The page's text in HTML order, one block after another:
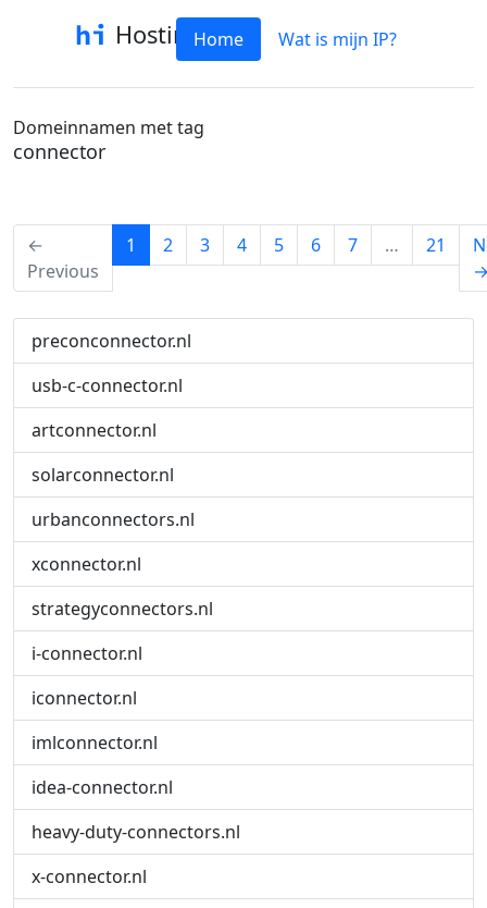
HostinfoHome Wat is mijn IP?
Domeinnamen met tag
connector
←
Previous
1 (current)
2 3 4 5 6 7 … 21
preconconnector.nl
usb-c-connector.nl
artconnector.nl
solarconnector.nl
urbanconnectors.nl
xconnector.nl
strategyconnectors.nl
i-connector.nl
iconnector.nl
imlconnector.nl
idea-connector.nl
heavy-duty-connectors.nl
x-connector.nl